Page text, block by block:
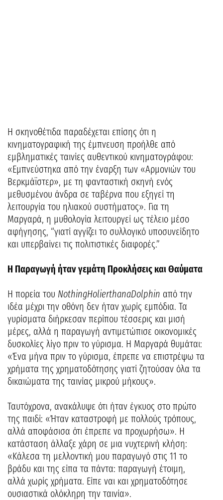
Η σκηνοθέτιδα παραδέχεται επίσης ότι η
κινηματογραφική της έμπνευση προήλθε από
εμβληματικές ταινίες αυθεντικού κινηματογράφου:
«Εμπνεύστηκα από την έναρξη των «Αρμονιών του
Βερκμάϊστερ», με τη φανταστική σκηνή ενός
μεθυσμένου άνδρα σε ταβέρνα που εξηγεί τη
λειτουργία του ηλιακού συστήματος». Για τη
Μαργαρά, η μυθολογία λειτουργεί ως τέλειο μέσο
αφήγησης, “γιατί αγγίζει το συλλογικό υποσυνείδητο
και υπερβαίνει τις πολιτιστικές διαφορές.”
Η Παραγωγή ήταν γεμάτη Προκλήσεις και Θαύματα
Η πορεία του NothingHolierthanaDolphin από την
ιδέα μέχρι την οθόνη δεν ήταν χωρίς εμπόδια. Τα
γυρίσματα διήρκεσαν περίπου τέσσερις και μισή
μέρες, αλλά η παραγωγή αντιμετώπισε οικονομικές
δυσκολίες λίγο πριν το γύρισμα. Η Μαργαρά θυμάται:
«Ένα μήνα πριν το γύρισμα, έπρεπε να επιστρέψω τα
χρήματα της χρηματοδότησης γιατί ζητούσαν όλα τα
δικαιώματα της ταινίας μικρού μήκους».
Ταυτόχρονα, ανακάλυψε ότι ήταν έγκυος στο πρώτο
της παιδί: «Ήταν καταστροφή με πολλούς τρόπους,
αλλά αποφάσισα ότι έπρεπε να προχωρήσω». Η
κατάσταση άλλαξε χάρη σε μια νυχτερινή κλήση:
«Κάλεσα τη μελλοντική μου παραγωγό στις 11 το
βράδυ και της είπα τα πάντα: παραγωγή έτοιμη,
αλλά χωρίς χρήματα. Είπε ναι και χρηματοδότησε
ουσιαστικά ολόκληρη την ταινία».